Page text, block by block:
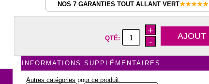
NOS 7 GARANTIES TOUT ALLANT VERT★★★★★
QTÉ:
+
-
INFORMATIONS SUPPLÉMENTAIRES
Autres catégories pour ce produit: